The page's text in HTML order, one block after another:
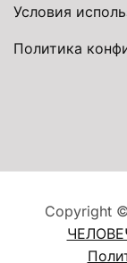
Условия
Политика
Copyright